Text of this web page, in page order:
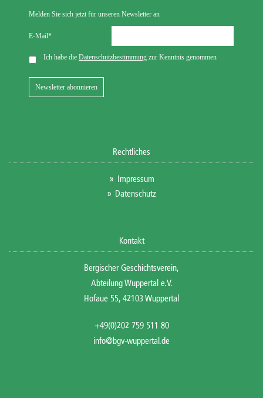
Rechtliches
Impressum
Datenschutz
Kontakt
Bergischer Geschichtsverein,
Abteilung Wuppertal e.V.
Hofaue 55, 42103 Wuppertal
+49(0)202 759 511 80
info@bgv-wuppertal.de